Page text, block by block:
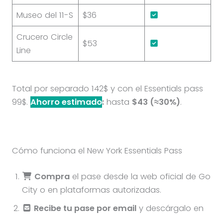
Museo del 11-S
$36
Crucero Circle
Line
$53
Total por separado 142$ y con el Essentials pass
99$. Ahorro estimado:hasta $43 (≈30%).
Cómo funciona el New York Essentials Pass
Compra el pase desde la web oficial de Go
City o en plataformas autorizadas.
Recibe tu pase por email y descárgalo en